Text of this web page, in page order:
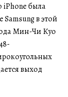
iPhone была
в этой
Мин-Чи Куо
выход